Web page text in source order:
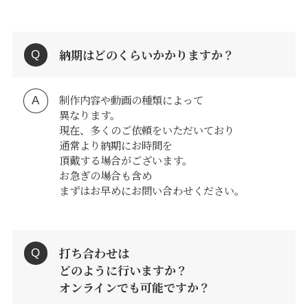
納期はどのくらいかかりますか？
制作内容や動画の種類によって
異なります。
現在、多くのご依頼をいただいており
通常より納期にお時間を
頂戴する場合がございます。
お急ぎの場合も含め
まずはお早めにお問い合わせください。
打ち合わせは
どのように行いますか？
オンラインでも可能ですか？